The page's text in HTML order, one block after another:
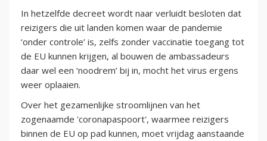
In hetzelfde decreet wordt naar verluidt besloten dat
reizigers die uit landen komen waar de pandemie
‘onder controle’ is, zelfs zonder vaccinatie toegang tot
de EU kunnen krijgen, al bouwen de ambassadeurs
daar wel een ‘noodrem’ bij in, mocht het virus ergens
weer oplaaien.
Over het gezamenlijke stroomlijnen van het
zogenaamde 'coronapaspoort', waarmee reizigers
binnen de EU op pad kunnen, moet vrijdag aanstaande